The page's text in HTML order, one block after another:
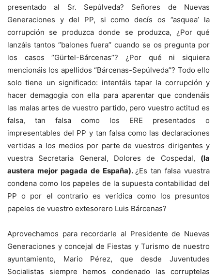
presentado al Sr. Sepúlveda? Señores de Nuevas
Generaciones y del PP, si como decís os ‘’asquea’ la
corrupción se produzca donde se produzca, ¿Por qué
lanzáis tantos ‘’balones fuera’’ cuando se os pregunta por
los casos ‘’Gürtel-Bárcenas’’? ¿Por qué ni siquiera
mencionáis los apellidos ‘’Bárcenas-Sepúlveda’’? Todo ello
solo tiene un significado: intentáis tapar la corrupción y
hacer demagogia con ella para aparentar que condenáis
las malas artes de vuestro partido, pero vuestro actitud es
falsa, tan falsa como los ERE presentados o
impresentables del PP y tan falsa como las declaraciones
vertidas a los medios por parte de vuestros dirigentes y
vuestra Secretaria General, Dolores de Cospedal, (la
austera mejor pagada de España).¿Es tan falsa vuestra
condena como los papeles de la supuesta contabilidad del
PP o por el contrario es verídica como los presuntos
papeles de vuestro extesorero Luis Bárcenas?
Aprovechamos para recordarle al Presidente de Nuevas
Generaciones y concejal de Fiestas y Turismo de nuestro
ayuntamiento, Mario Pérez, que desde Juventudes
Socialistas siempre hemos condenado las corruptelas